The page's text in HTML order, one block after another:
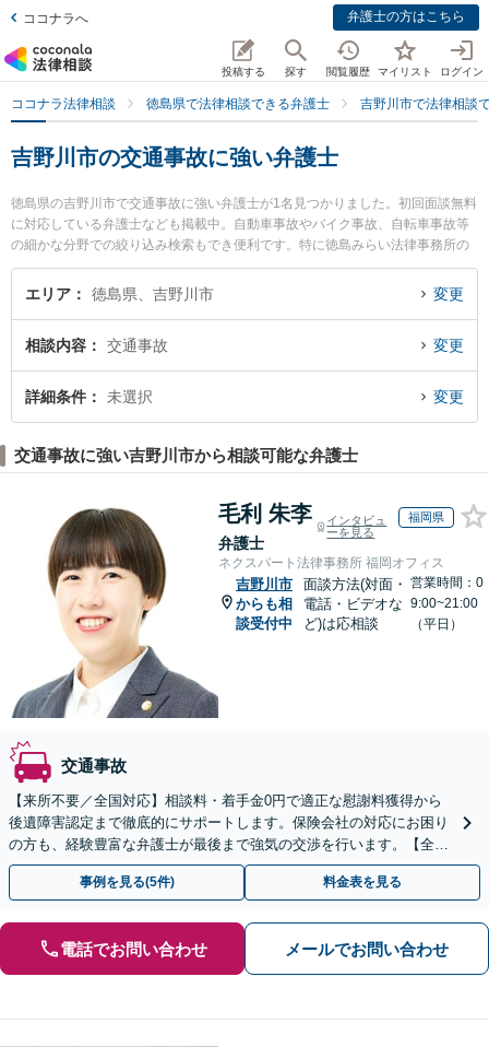
ココナラへ 弁護士の方はこちら
投稿する 探す 閲覧履歴 マイリスト ログイン
ココナラ法律相談 徳島県で法律相談できる弁護士 吉野川市で法律相談
吉野川市の交通事故に強い弁護士
徳島県の吉野川市で交通事故に強い弁護士が1名見つかりました。初回面談無料
に対応している弁護士なども掲載中。自動車事故やバイク事故、自転車事故等
の細かな分野での絞り込み検索もでき便利です。特に徳島みらい法律事務所の
西 拓也弁護士のプロフィール情報や弁護士費用、強みなどが注目されていま
す。『吉野川市で土日や夜間に発生した交通事故のトラブルを今すぐに弁護士
予約したい』などでお困りの相談者さんにおすすめです。
エリア 徳島県、吉野川市 変更
相談内容 交通事故 変更
詳細条件 未選択 変更
交通事故に強い吉野川市から相談可能な弁護士
毛利 朱李
弁護士
インタビュ
ーを見る
福岡県
ネクスパート法律事務所 福岡オフィス
吉野川市
からも相
談受付中
面談方法(対面・
電話・ビデオな
ど)は応相談
営業時間：0
9:00~21:00
（平日）
交通事故
【来所不要／全国対応】相談料・着手金0円で適正な慰謝料獲得から
後遺障害認定まで徹底的にサポートします。保険会社の対応にお困り
の方も、経験豊富な弁護士が最後まで強気の交渉を行います。【全国
13拠点】お気軽にご相談ください。
事例を見る(5件) 料金表を見る
電話でお問い合わせ メールでお問い合わせ